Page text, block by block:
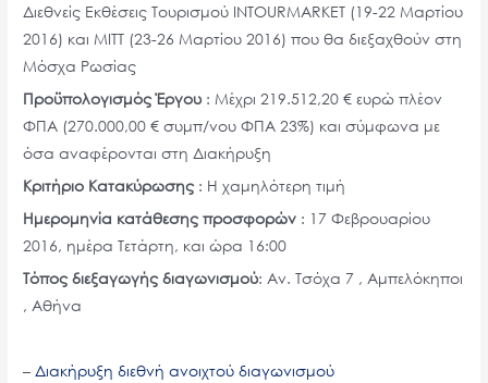
Διεθνείς Εκθέσεις Τουρισμού INTOURMARKET (19-22 Μαρτίου
2016) και ΜΙΤΤ (23-26 Μαρτίου 2016) που θα διεξαχθούν στη
Μόσχα Ρωσίας
Προϋπολογισμός Έργου : Μέχρι 219.512,20 € ευρώ πλέον
ΦΠΑ (270.000,00 € συμπ/νου ΦΠΑ 23%) και σύμφωνα με
όσα αναφέρονται στη Διακήρυξη
Κριτήριο Κατακύρωσης : Η χαμηλότερη τιμή
Ημερομηνία κατάθεσης προσφορών : 17 Φεβρουαρίου
2016, ημέρα Τετάρτη, και ώρα 16:00
Τόπος διεξαγωγής διαγωνισμού: Αν. Τσόχα 7 , Αμπελόκηποι
, Αθήνα
–Διακήρυξη διεθνή ανοιχτού διαγωνισμού